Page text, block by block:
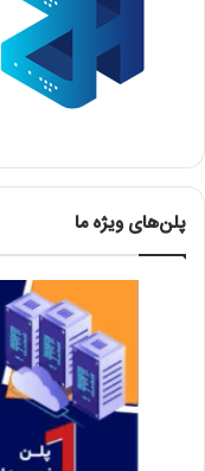
پلن‌های ویژه ما